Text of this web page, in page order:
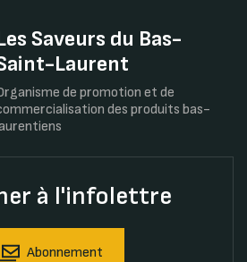
Saveurs du Bas-
Laurent
de promotion et de
des produits bas-
à l'infolettre
Abonnement